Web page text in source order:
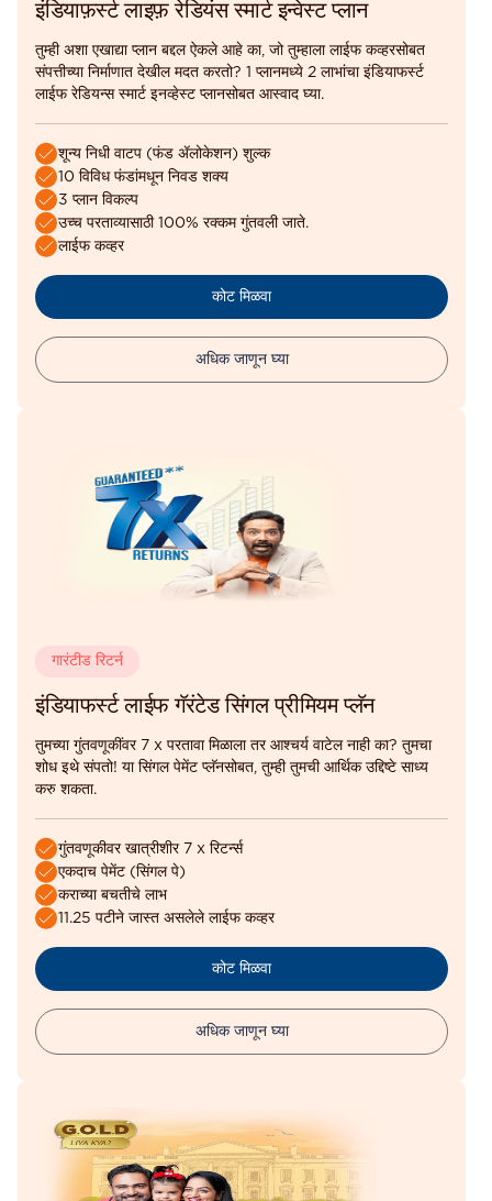
इंडियाफ़र्स्ट लाइफ़ रेडियंस स्मार्ट इन्वेस्ट प्लान
तुम्ही अशा एखाद्या प्लान बद्दल ऐकले आहे का, जो तुम्हाला लाईफ कव्हरसोबत
संपत्तीच्या निर्माणात देखील मदत करतो? 1 प्लानमध्ये 2 लाभांचा इंडियाफर्स्ट
लाईफ रेडियन्स स्मार्ट इनव्हेस्ट प्लानसोबत आस्वाद घ्या.
शून्य निधी वाटप (फंड ॲलोकेशन) शुल्क
10 विविध फंडांमधून निवड शक्य
3 प्लान विकल्प
उच्च परताव्यासाठी 100% रक्कम गुंतवली जाते.
लाईफ कव्हर
कोट मिळवा
अधिक जाणून घ्या
इंडियाफर्स्ट लाईफ गॅरंटेड सिंगल प्रीमियम प्लॅन
गारंटीड रिटर्न
तुमच्या गुंतवणूकींवर 7 x परतावा मिळाला तर आश्चर्य वाटेल नाही का? तुमचा
शोध इथे संपतो! या सिंगल पेमेंट प्लॅनसोबत, तुम्ही तुमची आर्थिक उद्दिष्टे साध्य
करु शकता.
गुंतवणूकीवर खात्रीशीर 7 x रिटर्न्स
एकदाच पेमेंट (सिंगल पे)
कराच्या बचतीचे लाभ
11.25 पटीने जास्त असलेले लाईफ कव्हर
कोट मिळवा
अधिक जाणून घ्या